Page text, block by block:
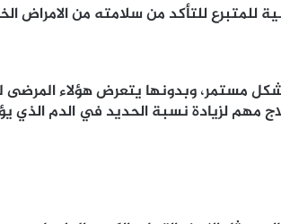
للمتبرع للتأكد من سلامته من الامراض
بشكل مستمر، وبدونها يتعرض هؤلاء
مهم لزيادة نسبة الحديد في الدم الذي